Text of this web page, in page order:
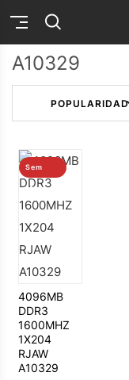
A10329
Sem
stock
4096MB
DDR3
1600MHZ
1X204
RJAW
A10329